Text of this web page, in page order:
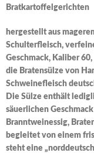
Bratkartoffelgerichten
hergestellt aus
Schulterfleisch,
Geschmack, Kaliber
die Bratensülze von
Schweinefleisch
Die Sülze enthält
säuerlichen
Branntweinessig,
begleitet von einem
steht eine